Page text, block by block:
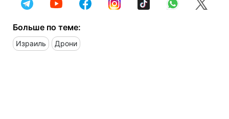
Больше по теме:
Израиль Дрони